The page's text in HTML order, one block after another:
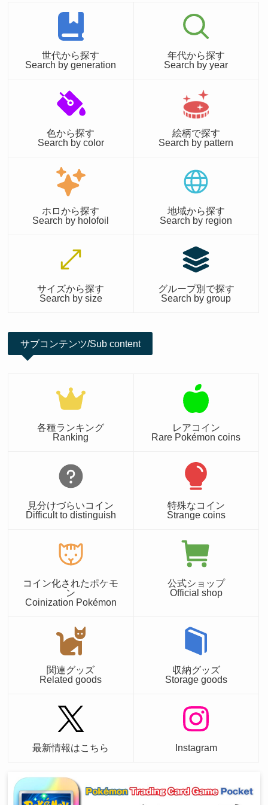
世代から探す
Search by generation
年代から探す
Search by year
色から探す
Search by color
絵柄で探す
Search by pattern
ホロから探す
Search by holofoil
地域から探す
Search by region
サイズから探す
Search by size
グループ別で探す
Search by group
サブコンテンツ/Sub content
各種ランキング
Ranking
レアコイン
Rare Pokémon coins
見分けづらいコイン
Difficult to distinguish
特殊なコイン
Strange coins
コイン化されたポケモ
ン
Coinization Pokémon
公式ショップ
Official shop
関連グッズ
Related goods
収納グッズ
Storage goods
最新情報はこちら Instagram